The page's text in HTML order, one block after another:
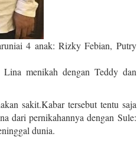
4 anak: Rizky Febian, Putry
menikah dengan Teddy dan
sakit.Kabar tersebut tentu saja
dari pernikahannya dengan Sule:
dunia.